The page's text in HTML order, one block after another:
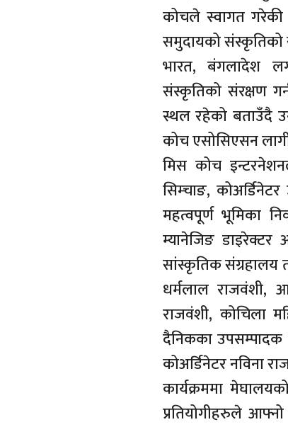
कोचले स्वागत गरेकी
समुदायको संस्कृतिको
भारत, बंगलादेश
संस्कृतिको संरक्षण
स्थल रहेको बताउँदै
कोच एसोसिएसन
मिस कोच
सिम्चाङ,
महत्वपूर्ण भूमिका
म्यानेजिङ
सांस्कृतिक संग्रहालय
धर्मलाल राजवंशी,
राजवंशी, कोचिला
दैनिकका
कोअर्डिनेटर नविना
कार्यक्रममा
प्रतियोगीहरुले